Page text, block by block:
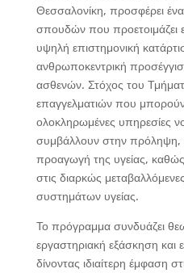
Θεσσαλονίκη, προσφέρει
σπουδών που προετοιμάζει
υψηλή επιστημονική
ανθρωποκεντρική
ασθενών. Στόχος του
επαγγελματιών που
ολοκληρωμένες υπηρεσίες
συμβάλλουν στην πρόληψη,
προαγωγή της υγείας, καθώς
στις διαρκώς
συστημάτων υγείας.
Το πρόγραμμα συνδυάζει
εργαστηριακή εξάσκηση και
δίνοντας ιδιαίτερη έμφαση